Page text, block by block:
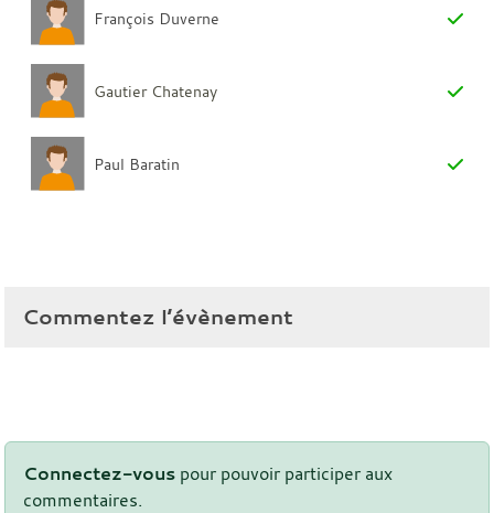
François Duverne
Gautier Chatenay
Paul Baratin
Commentez l’évènement
Connectez-vous pour pouvoir participer aux
commentaires.